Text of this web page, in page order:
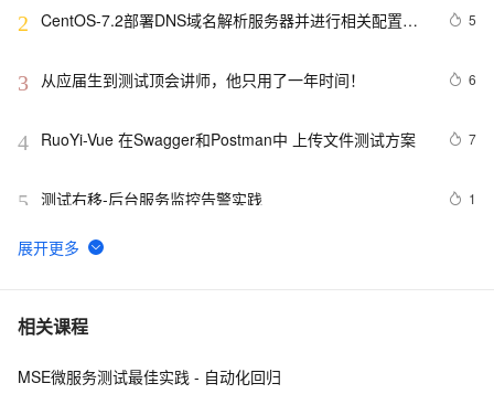
2 CentOS-7.2部署DNS域名解析服务器并进行相关配置测
5
3 从应届生到测试顶会讲师，他只用了一年时间！ 6
4 RuoYi-Vue 在Swagger和Postman中 上传文件测试方案 7
5 测试右移-后台服务监控告警实践 1
6 征文分享｜OceanBase 3.1.2 数据库性能测试探索
7 Junit测试框架
8 本地开发和测试环境为什么一定建议用127.0.0.1或者
相关课程
MSE微服务测试最佳实践 - 自动化回归